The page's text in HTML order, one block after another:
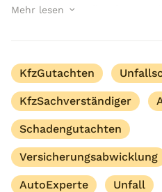
ist und es um die Klärung
Mehr lesen
KfzGutachten
KfzSachverständiger
Schadengutachten
Versicherungsabwicklung
AutoExperte Unfall